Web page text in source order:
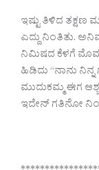
ಇಷ್ಟು ತಿಳಿದ ತಕ್ಷಣ
ಎದ್ದು ನಿಂತಿತು.
ನಿಮಿಷದ ಕೆಳಗೆ
ಹಿಡಿದು “ನಾನು
ಮುದುಕಮ್ಮ ಈಗ
ಇದೇನ್ ಗತಿನೋ
(